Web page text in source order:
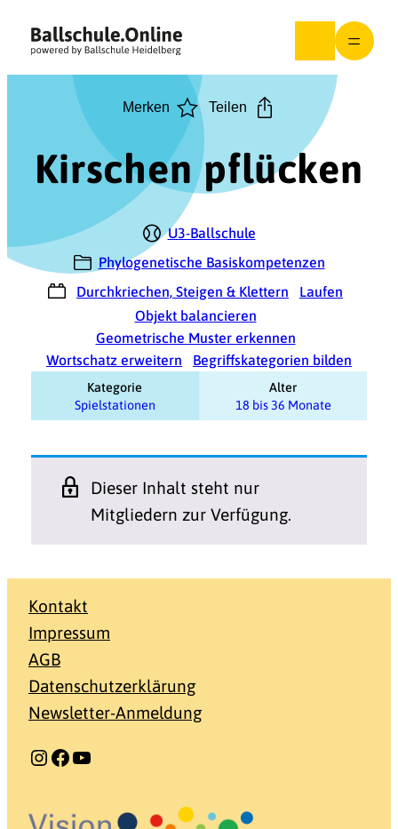
Inhalt
springen
Merken Teilen
Kirschen pflücken
U3-Ballschule
Phylogenetische Basiskompetenzen
Durchkriechen, Steigen & Klettern
Laufen
Objekt balancieren
Geometrische Muster erkennen
Wortschatz erweitern
Begriffskategorien bilden
Kategorie
Spielstationen
Alter
18 bis 36 Monate
Dieser Inhalt steht nur
Mitgliedern zur Verfügung.
Kontakt
Impressum
AGB
Datenschutzerklärung
Newsletter-Anmeldung
Instagram Facebook YouTube